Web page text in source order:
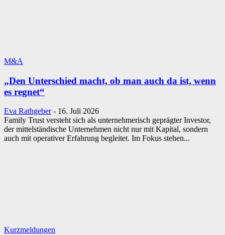
M&A
„Den Unterschied macht, ob man auch da ist, wenn
es regnet“
Eva Rathgeber - 16. Juli 2026
Family Trust versteht sich als unternehmerisch geprägter Investor,
der mittelständische Unternehmen nicht nur mit Kapital, sondern
auch mit operativer Erfahrung begleitet. Im Fokus stehen...
Kurzmeldungen